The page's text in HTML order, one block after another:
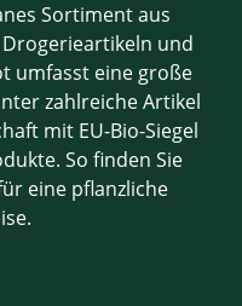
Sortiment aus
und
umfasst eine große
zahlreiche Artikel
mit EU-Bio-Siegel
So finden Sie
eine pflanzliche